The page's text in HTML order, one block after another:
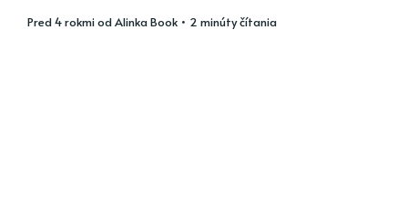
pred 4 rokmiodAlinka Book • 2 minúty čítania